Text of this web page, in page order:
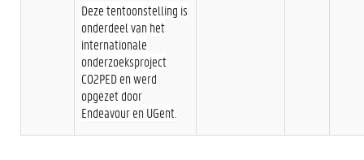
Deze tentoonstelling is
onderdeel van het
internationale
onderzoeksproject
CO2PED en werd
opgezet door
Endeavour en UGent.